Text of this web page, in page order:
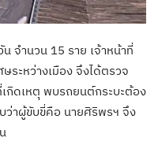
จำนวน 15 ราย เจ้าหน้าที่
ระหว่างเมือง จึงได้ตรวจ
กิดเหตุ พบรถยนต์กระบะต้อง
ว่าผู้ขับขี่คือ นายศิริพรฯ จึง